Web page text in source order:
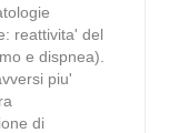
reattivita' del
e dispnea).
piu'
di